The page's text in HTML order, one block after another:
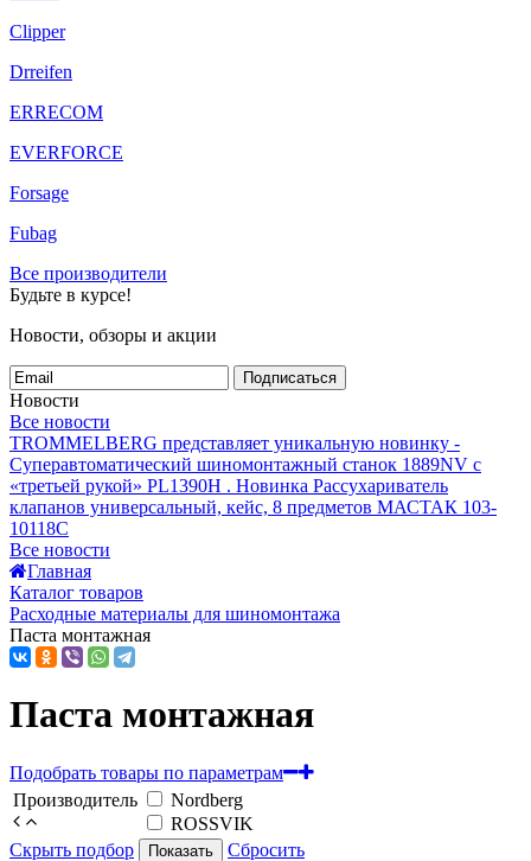
Clipper
Drreifen
ERRECOM
EVERFORCE
Forsage
Fubag
Все производители
Будьте в курсе!
Новости, обзоры и акции
Подписаться
Новости
Все новости
TROMMELBERG представляет уникальную новинку -
Суперавтоматический шиномонтажный станок 1889NV с
«третьей рукой» PL1390H . Новинка Рассухариватель
клапанов универсальный, кейс, 8 предметов МАСТАК 103-
10118C
Все новости
Главная
Каталог товаров
Расходные материалы для шиномонтажа
Паста монтажная
Паста монтажная
Подобрать товары по параметрам
Производитель
Nordberg
ROSSVIK
Скрыть подбор
Показать
Сбросить